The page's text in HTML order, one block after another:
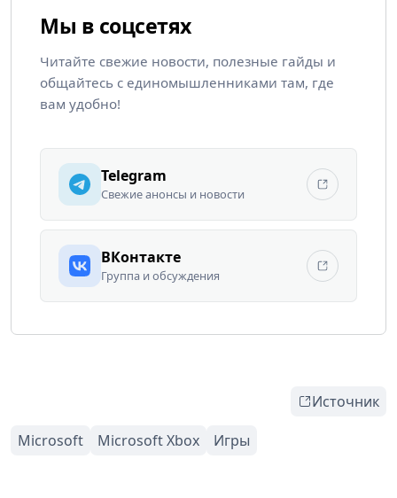
Мы в соцсетях
Читайте свежие новости, полезные гайды и
общайтесь с единомышленниками там, где
вам удобно!
Telegram
Свежие анонсы и новости
ВКонтакте
Группа и обсуждения
Источник